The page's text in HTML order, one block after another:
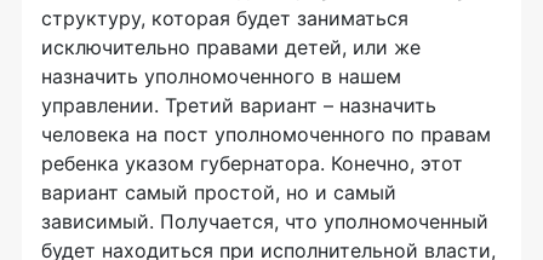
структуру, которая будет заниматься
исключительно правами детей, или же
назначить уполномоченного в нашем
управлении. Третий вариант – назначить
человека на пост уполномоченного по правам
ребенка указом губернатора. Конечно, этот
вариант самый простой, но и самый
зависимый. Получается, что уполномоченный
будет находиться при исполнительной власти,